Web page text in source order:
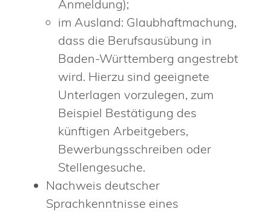
Anmeldung);
im Ausland: Glaubhaftmachung,
dass die Berufsausübung in
Baden-Württemberg angestrebt
wird. Hierzu sind geeignete
Unterlagen vorzulegen, zum
Beispiel Bestätigung des
künftigen Arbeitgebers,
Bewerbungsschreiben oder
Stellengesuche.
Nachweis deutscher
Sprachkenntnisse eines